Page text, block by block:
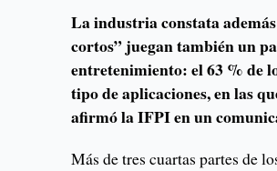
La industria constata
cortos” juegan también un
entretenimiento: el 63 % de
tipo de aplicaciones, en las
afirmó la IFPI en un
Más de tres cuartas partes de